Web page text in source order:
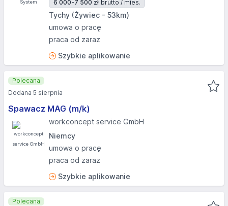
6 000-7 500 zł brutto / mies.
Tychy (Żywiec - 53km)
umowa o pracę
praca od zaraz
Szybkie aplikowanie
Spawacz MAG (m/k)
workconcept service GmbH
Niemcy
umowa o pracę
praca od zaraz
Szybkie aplikowanie
Polecana
Dodana 5 sierpnia
Polecana